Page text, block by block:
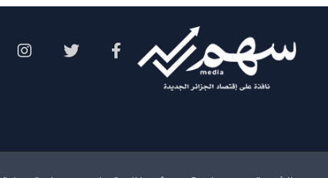
Social Menu